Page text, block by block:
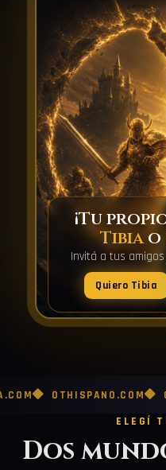
¡Tu
Tibiao
Invitá a tus
Quiero Tibia
OTHISPANO.COM
ELEGÍ
Dos